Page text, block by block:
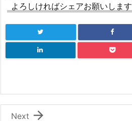
よろしければシェアお願いします

Next